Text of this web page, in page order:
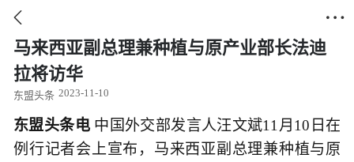
 
马来西亚副总理兼种植与原产业部长法迪
拉将访华
东盟头条 2023-11-10
东盟头条电 中国外交部发言人汪文斌11月10日在
例行记者会上宣布，马来西亚副总理兼种植与原